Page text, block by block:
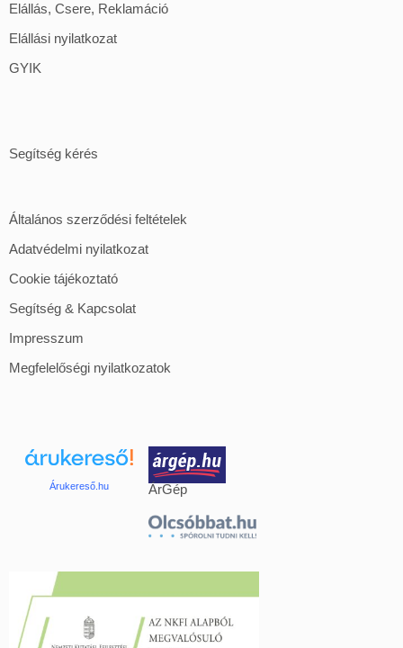
Elállás, Csere, Reklamáció
Elállási nyilatkozat
GYIK
Segítség kérés
Általános szerződési feltételek
Adatvédelmi nyilatkozat
Cookie tájékoztató
Segítség & Kapcsolat
Impresszum
Megfelelőségi nyilatkozatok
Árukereső.hu ÁrGép